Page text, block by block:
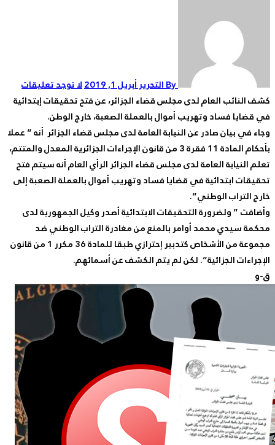
By التحرير أبريل 1, 2019
لا توجد تعليقات
كشف النائب العام لدى مجلس قضاء الجزائر، عن فتح تحقيقات إبتدائية
في قضايا فساد وتهريب أموال بالعملة الصعبة، خارج الوطن.
وجاء في بيان صادر عن النيابة العامة لدى مجلس قضاء الجزائر أنه ” عملا
بأحكام المادة 11 فقرة 3 من قانون الإجراءات الجزائرية المعدل والمتتم،
تعلم النيابة العامة لدى مجلس قضاء الجزائر الرأي العام أنه سيتم فتح
تحقيقات ابتدائية في قضايا فساد وتهريب أموال بالعملة الصعبة إلى
خارج التراب الوطني”.
وأضافت ” ولضرورة التحقيقات الابتدائية أصدر وكيل الجمهورية لدى
محكمة سيدي محمد أوامر بالمنع من مغادرة التراب الوطني ضد
مجموعة من الأشخاص كتدبير إحترازي طبقا للمادة 36 مكرر 1 من قانون
الإجراءات الجزائية”. لكن لم يتم الكشف عن أسمائهم.
ق-و